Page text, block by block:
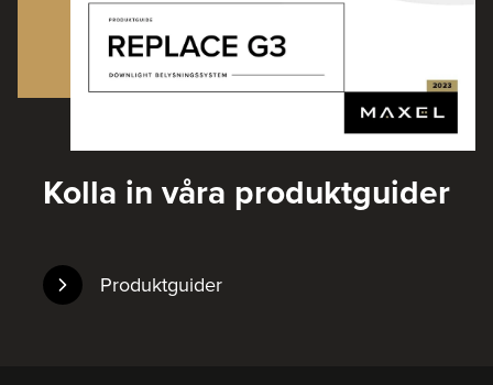
Kolla in våra produktguider
Produktguider